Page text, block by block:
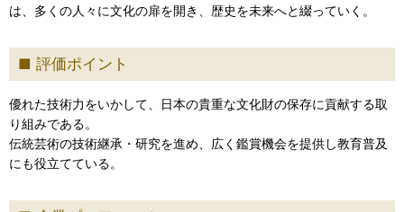
は、多くの人々に文化の扉を開き、歴史を未来へと綴っていく。
評価ポイント
優れた技術力をいかして、日本の貴重な文化財の保存に貢献する取
り組みである。
伝統芸術の技術継承・研究を進め、広く鑑賞機会を提供し教育普及
にも役立てている。